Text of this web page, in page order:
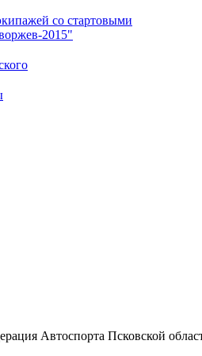
со стартовыми
2015"
Автоспорта Псковской